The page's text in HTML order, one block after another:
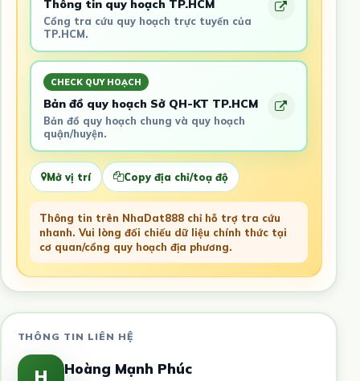
Thông tin quy hoạch TP.HCM
Cổng tra cứu quy hoạch trực tuyến của
TP.HCM.
CHECK QUY HOẠCH
Bản đồ quy hoạch Sở QH-KT TP.HCM
Bản đồ quy hoạch chung và quy hoạch
quận/huyện.
Mở vị trí Copy địa chỉ/toạ độ
Thông tin trên NhaDat888 chỉ hỗ trợ tra cứu
nhanh. Vui lòng đối chiếu dữ liệu chính thức tại
cơ quan/cổng quy hoạch địa phương.
THÔNG TIN LIÊN HỆ
Hoàng Mạnh Phúc